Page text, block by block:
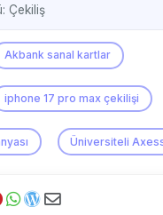
Çekiliş
Akbank sanal kartlar
iphone 17 pro max çekilişi
Üniversiteli